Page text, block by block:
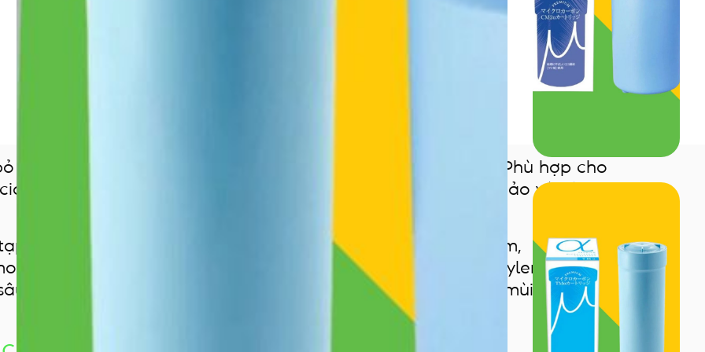
17 tạp chất, duy trì nguồn nước ion kiềm sạch và an toàn. Phù hợp cho
Grace, Hyper, Neo, Cure. Chính hãng, thay thế dễ dàng, bảo vệ sức
chất: Clo dư, Chất đục, tất cả trihalomethanes, chloroform,
clorua metyl, bromoform, tetrachloroethylene, trichloroethylene, 1,1,1-
2 -MIB (mốc mùi), chì hòa tan, 3 tạp chất: geosmin (mốc mùi), phenol,